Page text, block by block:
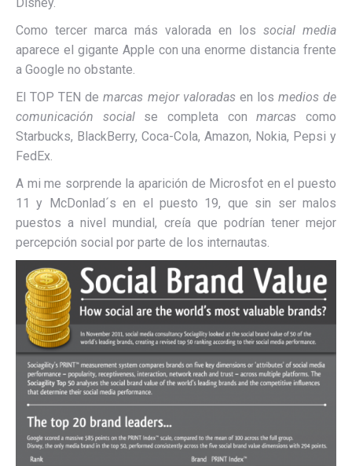
Como tercer marca más valorada en los social media
aparece el gigante Apple con una enorme distancia frente
a Google no obstante.
El TOP TEN demarcas mejor valoradasen los medios de
comunicación socialse completa conmarcas como
Starbucks, BlackBerry, Coca-Cola, Amazon, Nokia, Pepsi y
FedEx.
A mi me sorprende la aparición de Microsfot en el puesto
11 y McDonlad´s en el puesto 19, que sin ser malos
puestos a nivel mundial, creía que podrían tener mejor
percepción social por parte de los internautas.